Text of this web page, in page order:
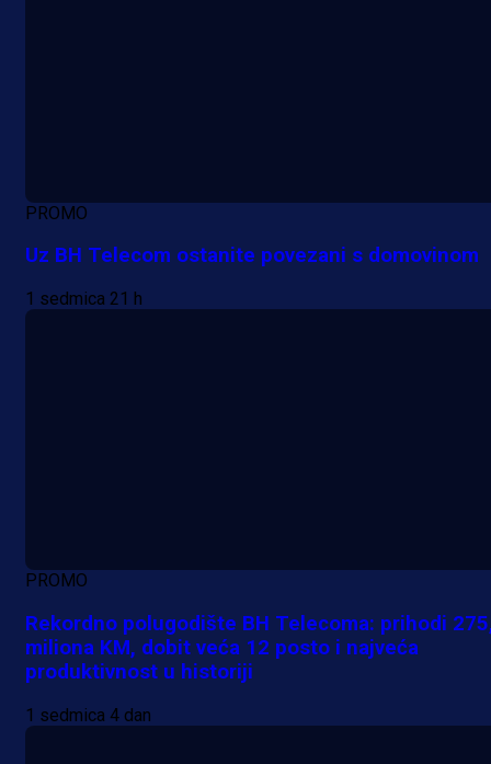
PROMO
Uz BH Telecom ostanite povezani s domovinom
1 sedmica 21 h
PROMO
Rekordno polugodište BH Telecoma: prihodi
miliona KM, dobit veća 12 posto i najveća
produktivnost u historiji
1 sedmica 4 dan